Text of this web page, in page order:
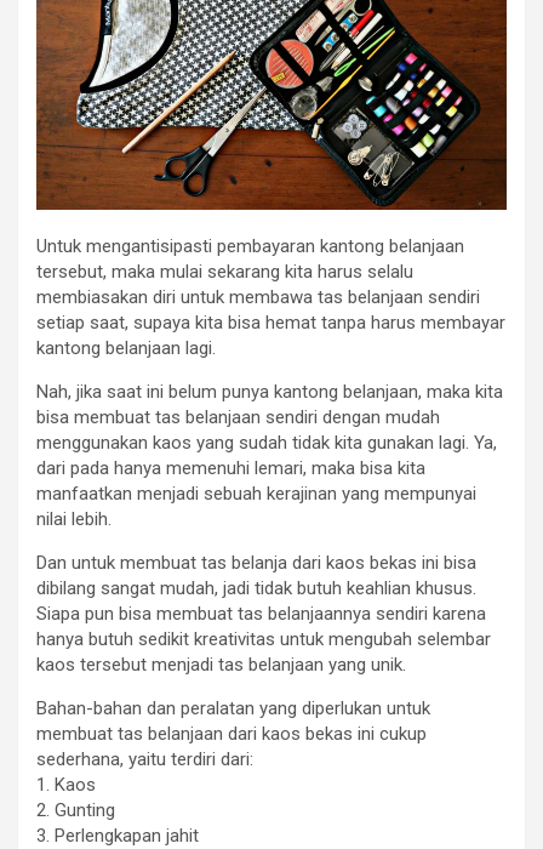
Untuk mengantisipasti pembayaran kantong belanjaan
tersebut, maka mulai sekarang kita harus selalu
membiasakan diri untuk membawa tas belanjaan sendiri
setiap saat, supaya kita bisa hemat tanpa harus membayar
kantong belanjaan lagi.
Nah, jika saat ini belum punya kantong belanjaan, maka kita
bisa membuat tas belanjaan sendiri dengan mudah
menggunakan kaos yang sudah tidak kita gunakan lagi. Ya,
dari pada hanya memenuhi lemari, maka bisa kita
manfaatkan menjadi sebuah kerajinan yang mempunyai
nilai lebih.
Dan untuk membuat tas belanja dari kaos bekas ini bisa
dibilang sangat mudah, jadi tidak butuh keahlian khusus.
Siapa pun bisa membuat tas belanjaannya sendiri karena
hanya butuh sedikit kreativitas untuk mengubah selembar
kaos tersebut menjadi tas belanjaan yang unik.
Bahan-bahan dan peralatan yang diperlukan untuk
membuat tas belanjaan dari kaos bekas ini cukup
sederhana, yaitu terdiri dari:
1. Kaos
2. Gunting
3. Perlengkapan jahit